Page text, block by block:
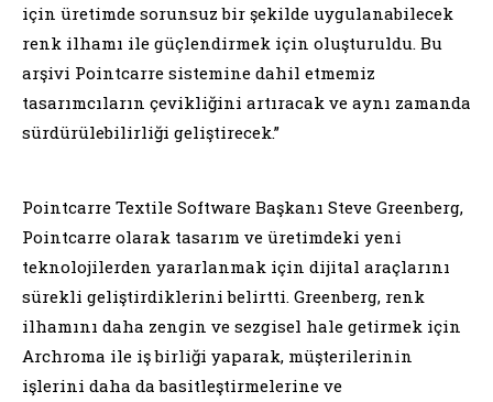
için üretimde sorunsuz bir şekilde uygulanabilecek
renk ilhamı ile güçlendirmek için oluşturuldu. Bu
arşivi Pointcarre sistemine dahil etmemiz
tasarımcıların çevikliğini artıracak ve aynı zamanda
sürdürülebilirliği geliştirecek.”
Pointcarre Textile Software Başkanı Steve Greenberg,
Pointcarre olarak tasarım ve üretimdeki yeni
teknolojilerden yararlanmak için dijital araçlarını
sürekli geliştirdiklerini belirtti. Greenberg, renk
ilhamını daha zengin ve sezgisel hale getirmek için
Archroma ile iş birliği yaparak, müşterilerinin
işlerini daha da basitleştirmelerine ve